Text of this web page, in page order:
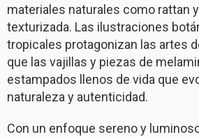
materiales naturales como rattan
texturizada. Las ilustraciones
tropicales protagonizan las artes
que las vajillas y piezas de
estampados llenos de vida que
naturaleza y autenticidad.
Con un enfoque sereno y